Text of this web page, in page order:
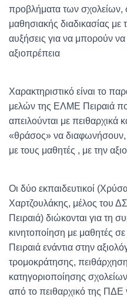
προβλήματα των σχολείων,
μαθησιακής διαδικασίας
αυξήσεις για να μπορούν να
αξιοπρέπεια
Χαρακτηριστικό είναι το
μελών της ΕΛΜΕ Πειραιά
απειλούνται με πειθαρχικά
«θράσος» να διαφωνήσουν,
με τους μαθητές , με την
Οι δύο εκπαιδευτικοί
Χαρτζουλάκης, μέλος του
Πειραιά) διώκονται για τη
κινητοποίηση με μαθητές σε
Πειραιά ενάντια στην
τρομοκράτησης,
κατηγοριοποίησης
από το πειθαρχικό της ΠΔΕ